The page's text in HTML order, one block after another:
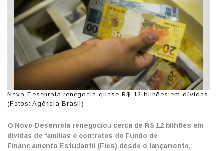
Novo Desenrola renegocia quase R$ 12 bilhões em dívidas
(Fotos: Agência Brasil)
O Novo Desenrola renegociou cerca de R$ 12 bilhões em
dívidas de famílias e contratos do Fundo de
Financiamento Estudantil (Fies) desde o lançamento,